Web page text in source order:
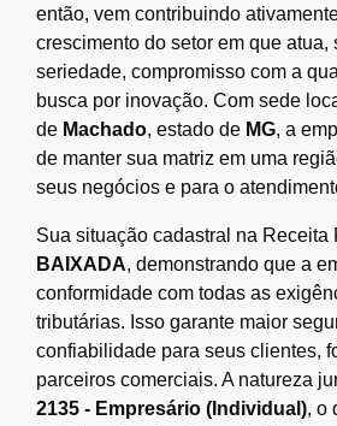
então, vem contribuindo
crescimento do setor em que atua,
seriedade, compromisso com a
busca por inovação. Com sede
de Machado, estado de MG, a
de manter sua matriz em uma
seus negócios e para o
Sua situação cadastral na Receita
BAIXADA, demonstrando que a
conformidade com todas as
tributárias. Isso garante maior
confiabilidade para seus clientes,
parceiros comerciais. A natureza
2135 - Empresário (Individual), o